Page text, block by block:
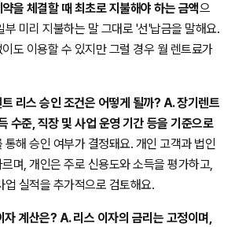
을 체결할 때 최초로 지불해야 하는 금액으
부 미리 지불하는 말 그대로 '선'납금을 말해요.
도 이용할 수 있지만 그럴 경우 월 렌트료가
리스 승인 조건은 어떻게 될까? A. 장기렌트
수준, 직장 및 사업 운영 기간 등을 기준으로
통해 승인 여부가 결정돼요. 개인 고객과 법인
며, 개인은 주로 신용도와 소득을 평가하고,
업 실적을 추가적으로 검토해요.
자 계산은? A. 리스 이자의 금리는 고정이며,